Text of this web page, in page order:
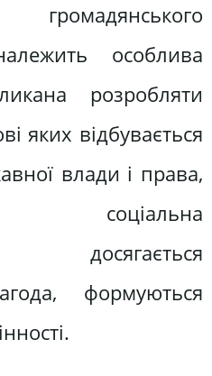
громадянського
особлива
розробляти
яких відбувається
влади і права,
соціальна
досягається
формуються